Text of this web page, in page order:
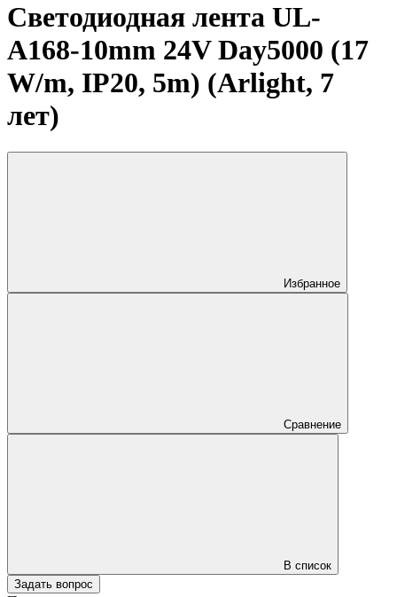
Светодиодная лента UL-
A168-10mm 24V Day5000 (17
W/m, IP20, 5m) (Arlight, 7
лет)
Избранное
Сравнение
В список
Задать вопрос